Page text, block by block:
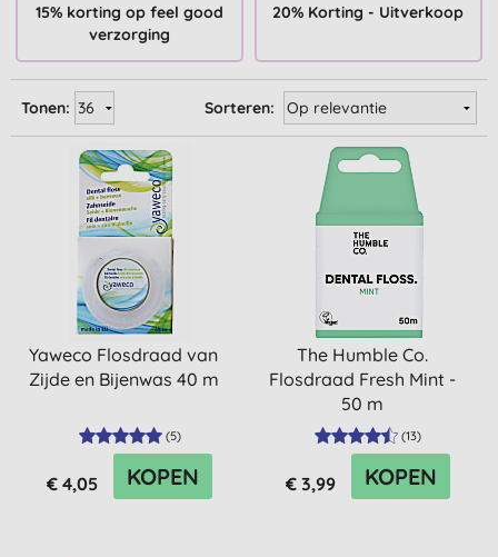
15% korting op feel good
verzorging
20% Korting - Uitverkoop
Sorteren:
Tonen:
Yaweco Flosdraad van
Zijde en Bijenwas 40 m
(5)
€ 4,05 KOPEN
The Humble Co.
Flosdraad Fresh Mint -
50 m
(13)
€ 3,99 KOPEN